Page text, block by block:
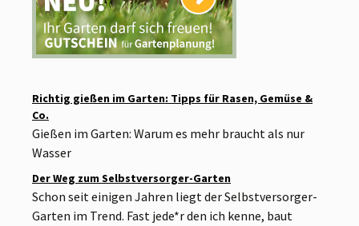
Richtig gießen im Garten: Tipps für Rasen, Gemüse &
Co.
Gießen im Garten: Warum es mehr braucht als nur
Wasser
Der Weg zum Selbstversorger-Garten
Schon seit einigen Jahren liegt der Selbstversorger-
Garten im Trend. Fast jede*r den ich kenne, baut